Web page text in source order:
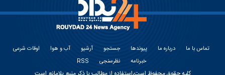
تماس با ما درباره ما پیوندها جستجو آرشیو آب و هوا
اوقات شرعی
خبرنامه
نظرسنجی RSS